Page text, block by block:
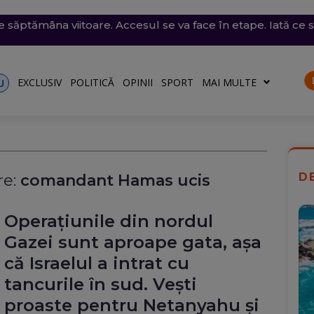
României: Deficitul scade, dar criza politică amenință
acoperișuri smulse și mașini avariate în mai
viitoare. Accesul se va face în etape. Iată ce
pe o stâncă de pe Transfăgărășan mesajul de
pe care abia o pornise acum câteva zile
EXCLUSIV POLITICĂ OPINII SPORT MAI MULTE
comandant Hamas ucis
Operațiunile din nordul
Gazei sunt aproape gata, așa
că Israelul a intrat cu
tancurile în sud. Vești
proaste pentru Netanyahu și